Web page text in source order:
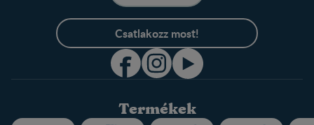
Csatlakozz most!
Termékek